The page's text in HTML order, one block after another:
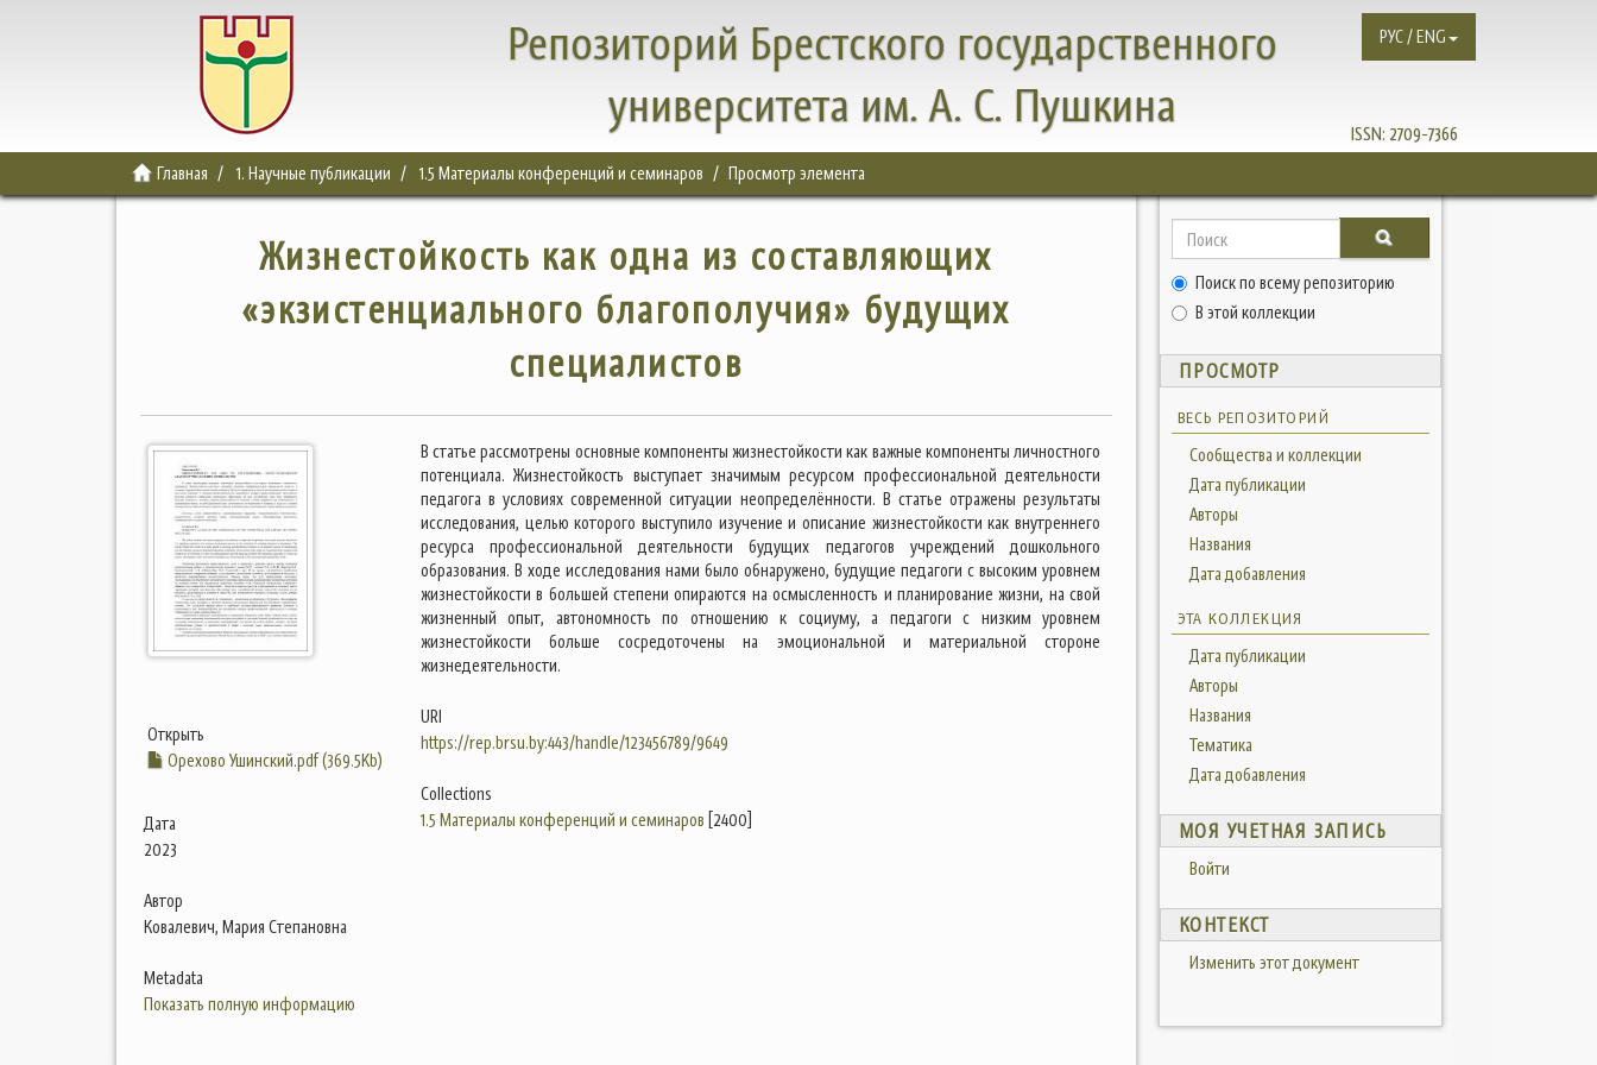
Репозиторий Брестского государственного
университета им. А. С. Пушкина
ISSN: 2709-7366
РУС / ENG
Главная 1. Научные публикации 1.5 Материалы конференций и семинаров Просмотр элемента
Жизнестойкость как одна из составляющих
«экзистенциального благополучия» будущих
специалистов
Открыть
Орехово Ушинский.pdf (369.5Kb)
Дата
2023
Автор
Ковалевич, Мария Степановна
Metadata
Показать полную информацию
В статье рассмотрены основные компоненты жизнестойкости как важные компоненты личностного
потенциала. Жизнестойкость выступает значимым ресурсом профессиональной деятельности
педагога в условиях современной ситуации неопределённости. В статье отражены результаты
исследования, целью которого выступило изучение и описание жизнестойкости как внутреннего
ресурса профессиональной деятельности будущих педагогов учреждений дошкольного
образования. В ходе исследования нами было обнаружено, будущие педагоги с высоким уровнем
жизнестойкости в большей степени опираются на осмысленность и планирование жизни, на свой
жизненный опыт, автономность по отношению к социуму, а педагоги с низким уровнем
жизнестойкости больше сосредоточены на эмоциональной и материальной стороне
жизнедеятельности.
URI
https://rep.brsu.by:443/handle/123456789/9649
Collections
1.5 Материалы конференций и семинаров [2400]
Поиск по всему репозиторию
В этой коллекции
ПРОСМОТР
ВЕСЬ РЕПОЗИТОРИЙ
Сообщества и коллекции
Дата публикации
Авторы
Названия
Дата добавления
ЭТА КОЛЛЕКЦИЯ
Дата публикации
Авторы
Названия
Тематика
Дата добавления
МОЯ УЧЕТНАЯ ЗАПИСЬ
Войти
КОНТЕКСТ
Изменить этот документ